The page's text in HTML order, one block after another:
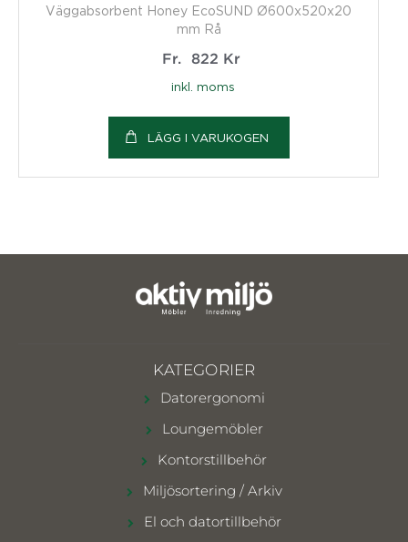
Väggabsorbent Honey EcoSUND Ø600x520x20
mm Rå
Fr. 822 Kr
inkl. moms
LÄGG I VARUKOGEN
KATEGORIER
Datorergonomi
Loungemöbler
Kontorstillbehör
Miljösortering / Arkiv
El och datortillbehör